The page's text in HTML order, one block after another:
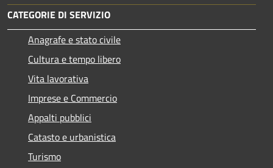
CATEGORIE DI SERVIZIO
Anagrafe e stato civile
Cultura e tempo libero
Vita lavorativa
Imprese e Commercio
Appalti pubblici
Catasto e urbanistica
Turismo